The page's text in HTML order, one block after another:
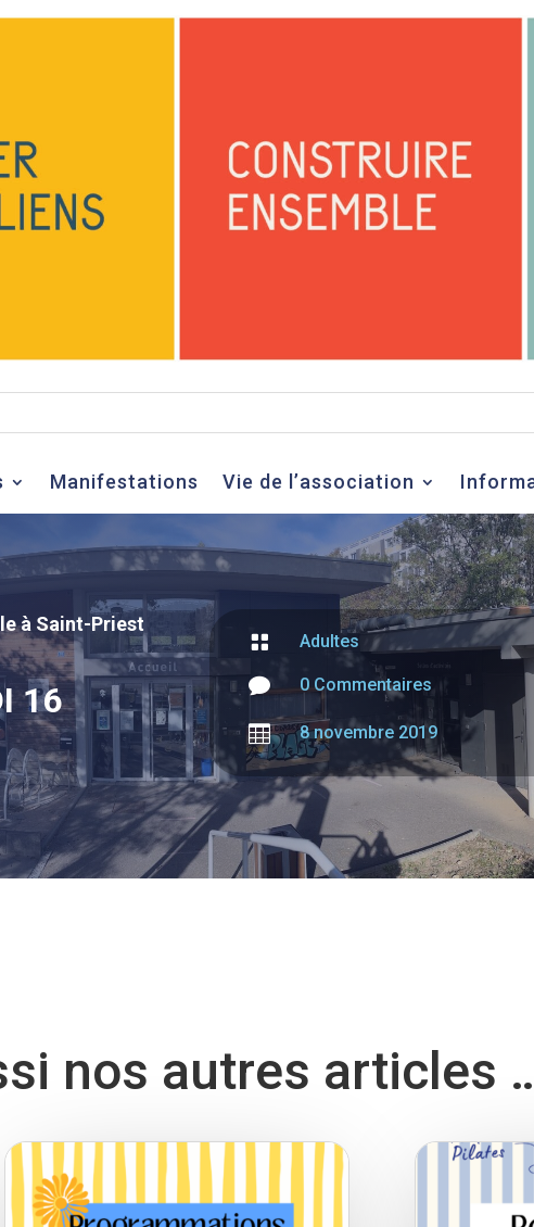
Manifestations Vie de l’association
à Saint-Priest
16
 Adultes
 0 Commentaires
 8 novembre 2019
nos autres articles